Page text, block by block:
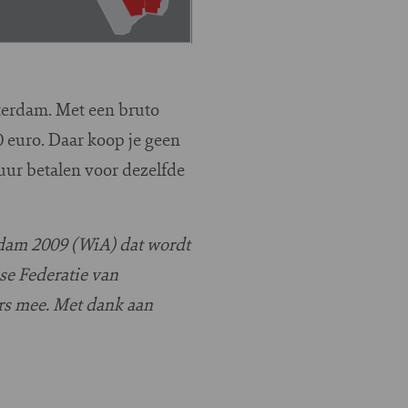
Met een bruto
Daar koop je geen
betalen voor dezelfde
2009 (WiA) dat wordt
Federatie van
mee. Met dank aan